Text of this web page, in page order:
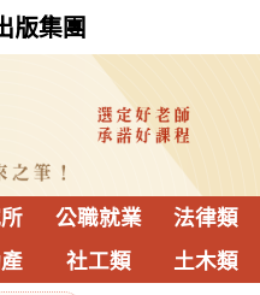
版集團
公職就業
法律類
社工類 土木類